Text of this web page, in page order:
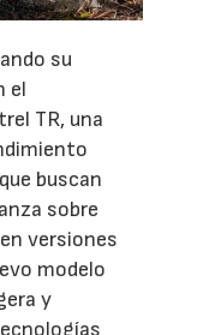
su
el
TR, una
buscan
sobre
versiones
modelo
y